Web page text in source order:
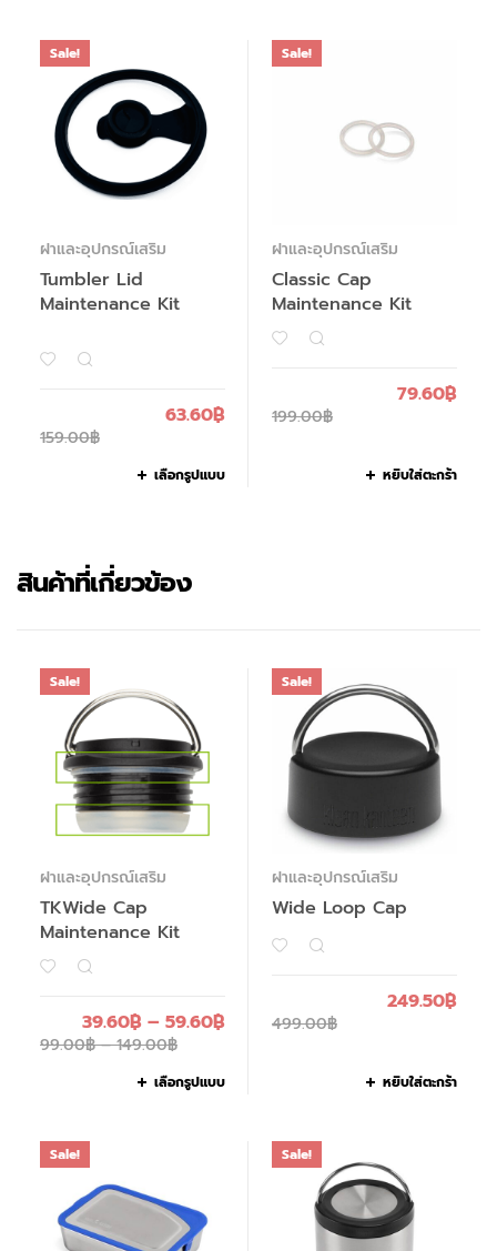
Sale!
ฝาและอุปกรณ์เสริม
Tumbler Lid
Maintenance Kit
159.00฿
63.60฿
เลือกรูปแบบ
Sale!
ฝาและอุปกรณ์เสริม
Classic Cap
Maintenance Kit
199.00฿
79.60฿
หยิบใส่ตะกร้า
สินค้าที่เกี่ยวข้อง
Sale!
ฝาและอุปกรณ์เสริม
TKWide Cap
Maintenance Kit
99.00฿ – 149.00฿
39.60฿ – 59.60฿
เลือกรูปแบบ
Sale!
ฝาและอุปกรณ์เสริม
Wide Loop Cap
499.00฿
249.50฿
หยิบใส่ตะกร้า
Sale! Sale!